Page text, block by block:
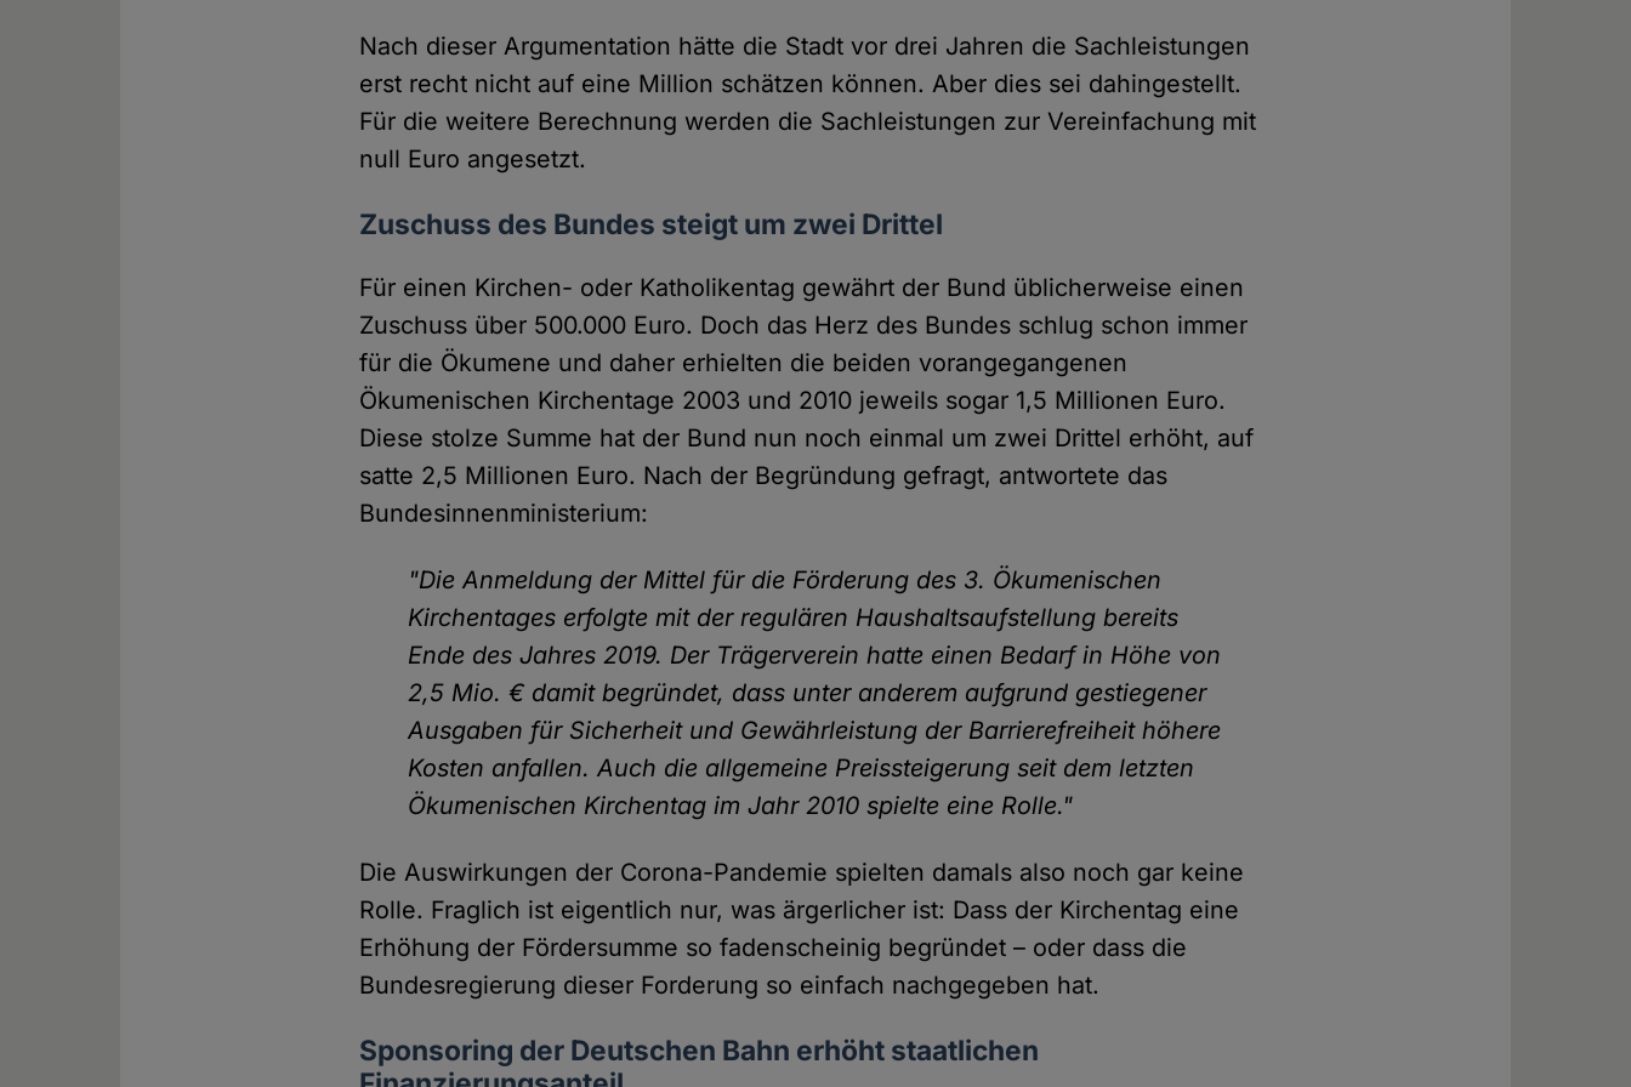
Nach dieser Argumentation hätte die Stadt vor drei Jahren die Sachleistungen
erst recht nicht auf eine Million schätzen können. Aber dies sei dahingestellt.
Für die weitere Berechnung werden die Sachleistungen zur Vereinfachung mit
null Euro angesetzt.
Zuschuss des Bundes steigt um zwei Drittel
Für einen Kirchen- oder Katholikentag gewährt der Bund üblicherweise einen
Zuschuss über 500.000 Euro. Doch das Herz des Bundes schlug schon immer
für die Ökumene und daher erhielten die beiden vorangegangenen
Ökumenischen Kirchentage 2003 und 2010 jeweils sogar 1,5 Millionen Euro.
Diese stolze Summe hat der Bund nun noch einmal um zwei Drittel erhöht, auf
satte 2,5 Millionen Euro. Nach der Begründung gefragt, antwortete das
Bundesinnenministerium:
"Die Anmeldung der Mittel für die Förderung des 3. Ökumenischen
Kirchentages erfolgte mit der regulären Haushaltsaufstellung bereits
Ende des Jahres 2019. Der Trägerverein hatte einen Bedarf in Höhe von
2,5 Mio. € damit begründet, dass unter anderem aufgrund gestiegener
Ausgaben für Sicherheit und Gewährleistung der Barrierefreiheit höhere
Kosten anfallen. Auch die allgemeine Preissteigerung seit dem letzten
Ökumenischen Kirchentag im Jahr 2010 spielte eine Rolle."
Die Auswirkungen der Corona-Pandemie spielten damals also noch gar keine
Rolle. Fraglich ist eigentlich nur, was ärgerlicher ist: Dass der Kirchentag eine
Erhöhung der Fördersumme so fadenscheinig begründet – oder dass die
Bundesregierung dieser Forderung so einfach nachgegeben hat.
Sponsoring der Deutschen Bahn erhöht staatlichen